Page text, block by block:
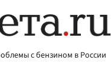
с бензином в России